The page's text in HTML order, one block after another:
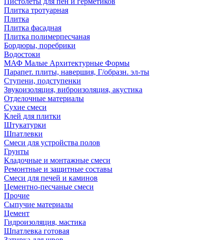
Плитка тротуарная
Плитка
Плитка фасадная
Плитка полимерпесчаная
Бордюры, поребрики
Водостоки
МАФ Малые Архитектурные Формы
Парапет. плиты, навершия, Г/образн. эл-ты
Ступени, подступенки
Звукоизоляция, виброизоляция, акустика
Отделочные материалы
Сухие смеси
Клей для плитки
Штукатурки
Шпатлевки
Смеси для устройства полов
Грунты
Кладочные и монтажные смеси
Ремонтные и защитные составы
Смеси для печей и каминов
Цементно-песчаные смеси
Прочие
Сыпучие материалы
Цемент
Гидроизоляция, мастика
Шпатлевка готовая